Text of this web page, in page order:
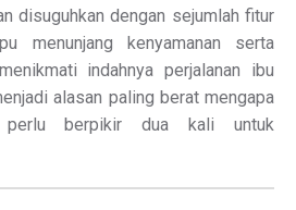
disuguhkan dengan sejumlah fitur
menunjang kenyamanan serta
indahnya perjalanan ibu
alasan paling berat mengapa
berpikir dua kali untuk